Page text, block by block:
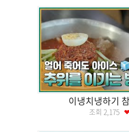
이냉치냉하기
조회 2,175